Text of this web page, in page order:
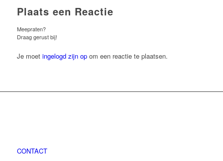
Plaats een Reactie
Meepraten?
Draag gerust bij!
Je moet ingelogd zijn opom een reactie te plaatsen.
CONTACT